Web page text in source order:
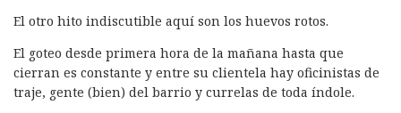
El otro hito indiscutible aquí son los huevos rotos.
El goteo desde primera hora de la mañana hasta que
cierran es constante y entre su clientela hay oficinistas de
traje, gente (bien) del barrio y currelas de toda índole.